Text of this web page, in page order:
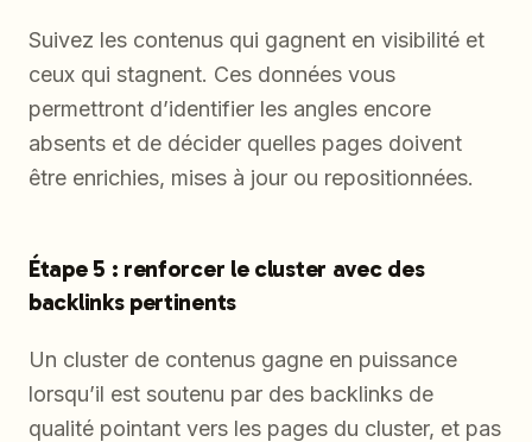
Suivez les contenus qui gagnent en visibilité et
ceux qui stagnent. Ces données vous
permettront d’identifier les angles encore
absents et de décider quelles pages doivent
être enrichies, mises à jour ou repositionnées.
Étape 5 : renforcer le cluster avec des
backlinks pertinents
Un cluster de contenus gagne en puissance
lorsqu’il est soutenu par des backlinks de
qualité pointant vers les pages du cluster, et pas